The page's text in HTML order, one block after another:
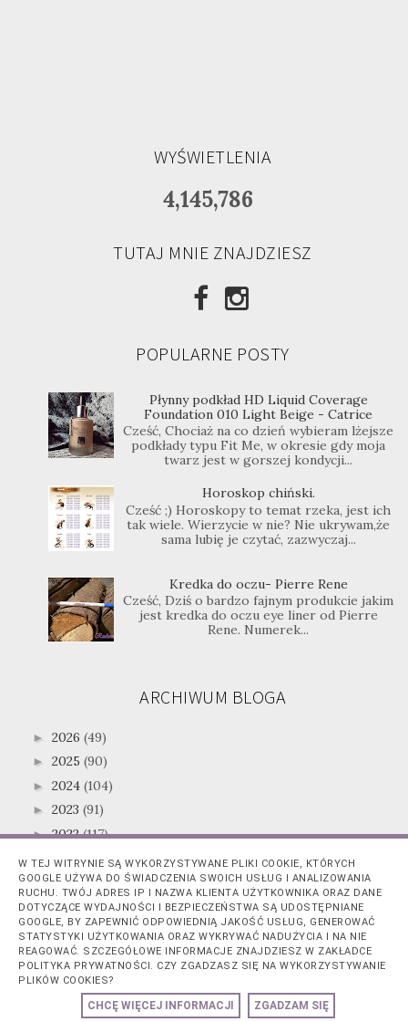
WYŚWIETLENIA
4,145,786
TUTAJ MNIE ZNAJDZIESZ
POPULARNE POSTY
Płynny podkład HD Liquid Coverage
Foundation 010 Light Beige - Catrice
Cześć, Chociaż na co dzień wybieram lżejsze
podkłady typu Fit Me, w okresie gdy moja
twarz jest w gorszej kondycji...
Horoskop chiński.
Cześć ;) Horoskopy to temat rzeka, jest ich
tak wiele. Wierzycie w nie? Nie ukrywam,że
sama lubię je czytać, zazwyczaj...
Kredka do oczu- Pierre Rene
Cześć, Dziś o bardzo fajnym produkcie jakim
jest kredka do oczu eye liner od Pierre
Rene. Numerek...
ARCHIWUM BLOGA
► 2026 (49)
► 2025 (90)
► 2024 (104)
► 2023 (91)
►2022(117)
► 2021(147)
►2020(153)
►2019 (216)
►2018(233)
►2017 (221)
►2016(183)
(218)
W TEJ WITRYNIE SĄ WYKORZYSTYWANE PLIKI COOKIE, KTÓRYCH
GOOGLE UŻYWA DO ŚWIADCZENIA SWOICH USŁUG I ANALIZOWANIA
RUCHU. TWÓJ ADRES IP I NAZWA KLIENTA UŻYTKOWNIKA ORAZ DANE
DOTYCZĄCE WYDAJNOŚCI I BEZPIECZEŃSTWA SĄ UDOSTĘPNIANE
GOOGLE, BY ZAPEWNIĆ ODPOWIEDNIĄ JAKOŚĆ USŁUG, GENEROWAĆ
STATYSTYKI UŻYTKOWANIA ORAZ WYKRYWAĆ NADUŻYCIA I NA NIE
REAGOWAĆ. SZCZEGÓŁOWE INFORMACJE ZNAJDZIESZ W ZAKŁADCE
POLITYKA PRYWATNOŚCI. CZY ZGADZASZ SIĘ NA WYKORZYSTYWANIE
PLIKÓW COOKIES?
CHCĘ WIĘCEJ INFORMACJI ZGADZAM SIĘ